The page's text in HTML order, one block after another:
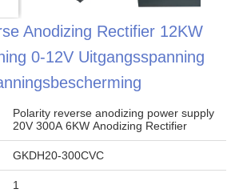
Anodizing Rectifier 12KW
0-12V Uitgangsspanning
Polarity reverse anodizing power supply
20V 300A 6KW Anodizing Rectifier
GKDH20-300CVC
1